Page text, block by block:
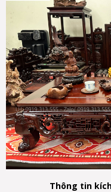
Thông tin